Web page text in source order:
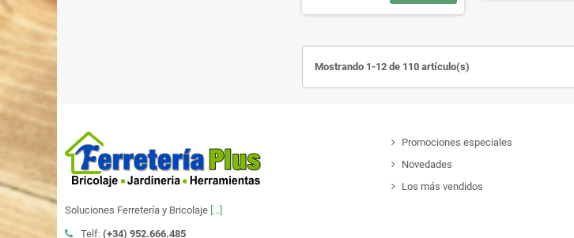
Mostrando 1-12 de 110 artículo(s)
Soluciones Ferretería y Bricolaje [...]
Telf: (+34) 952.666.485
Promociones especiales
Novedades
Los más vendidos